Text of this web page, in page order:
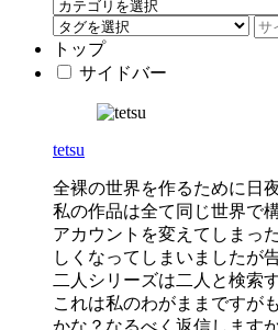
トップ
サイドバー
tetsu
全裸の世界を作るために日
私の作品は全て同じ世界で
アカウントを変えてしまっ
しくなってしまいましたが
二人シリーズは二人と検索
これは私のわがままですが
かな？なるべく返信します